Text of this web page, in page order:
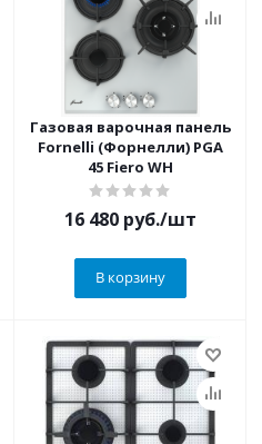
Газовая варочная панель
Fornelli (Форнелли) PGA
45 Fiero WH
16 480 руб./шт
В корзину